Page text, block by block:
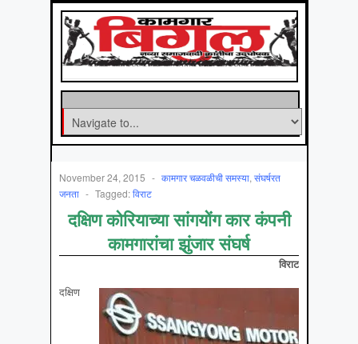
November 24, 2015 - कामगार चळवळीची समस्‍या, संघर्षरत
जनता - Tagged:विराट
दक्षिण कोरियाच्या सांगयोंग कार कंपनी
कामगारांचा झुंजार संघर्ष
विराट
दक्षिण